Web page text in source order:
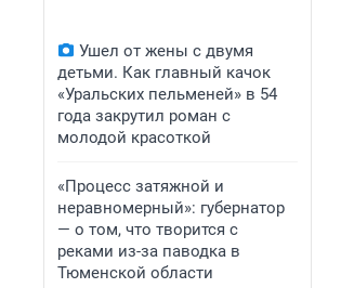
Ушел от жены с двумя
детьми. Как главный качок
«Уральских пельменей» в 54
года закрутил роман с
молодой красоткой
«Процесс затяжной и
неравномерный»: губернатор
— о том, что творится с
реками из-за паводка в
Тюменской области